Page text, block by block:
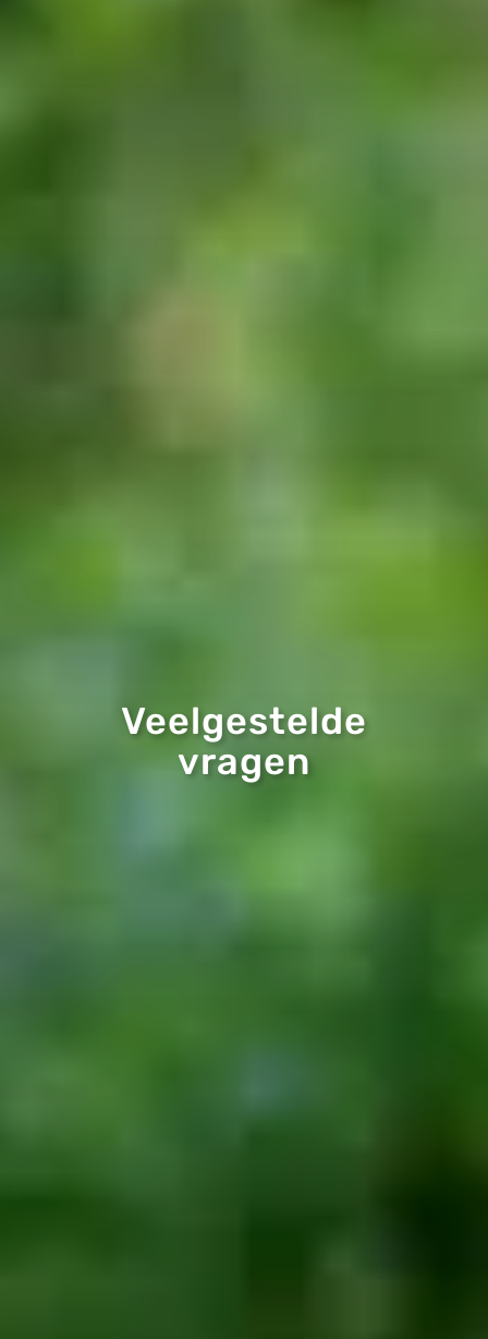
Veelgestelde
vragen